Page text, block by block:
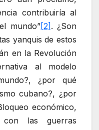
contribuiría al
mundo”[2] . ¿Son
yanquis de estos
en la Revolución
al modelo
¿por qué
cubano?, ¿por
económico,
las guerras